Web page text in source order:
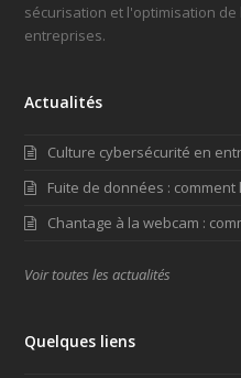
sécurisation et l'optimisation
entreprises.
Actualités
Culture cybersécurité en
Fuite de données :
Chantage à la webcam :
Voir toutes les actualités
Quelques liens